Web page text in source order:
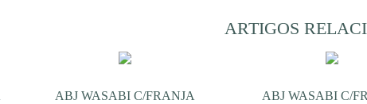
ARTIGOS
ABJ WASABI C/FRANJA
ABJ WASABI C/